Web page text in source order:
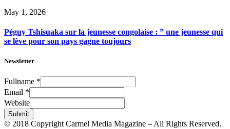
May 1, 2026
Péguy Tshisuaka sur la jeunesse congolaise : ” une jeunesse qui
se lève pour son pays gagne toujours
Newsletter
Fullname *
Email *
Website
Submit
© 2018 Copyright Carmel Media Magazine – All Rights Reserved.